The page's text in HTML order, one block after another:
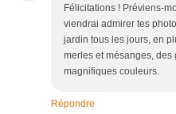
Félicitations ! Préviens-
viendrai admirer tes
jardin tous les jours, en
merles et mésanges,
magnifiques couleurs.
Répondre